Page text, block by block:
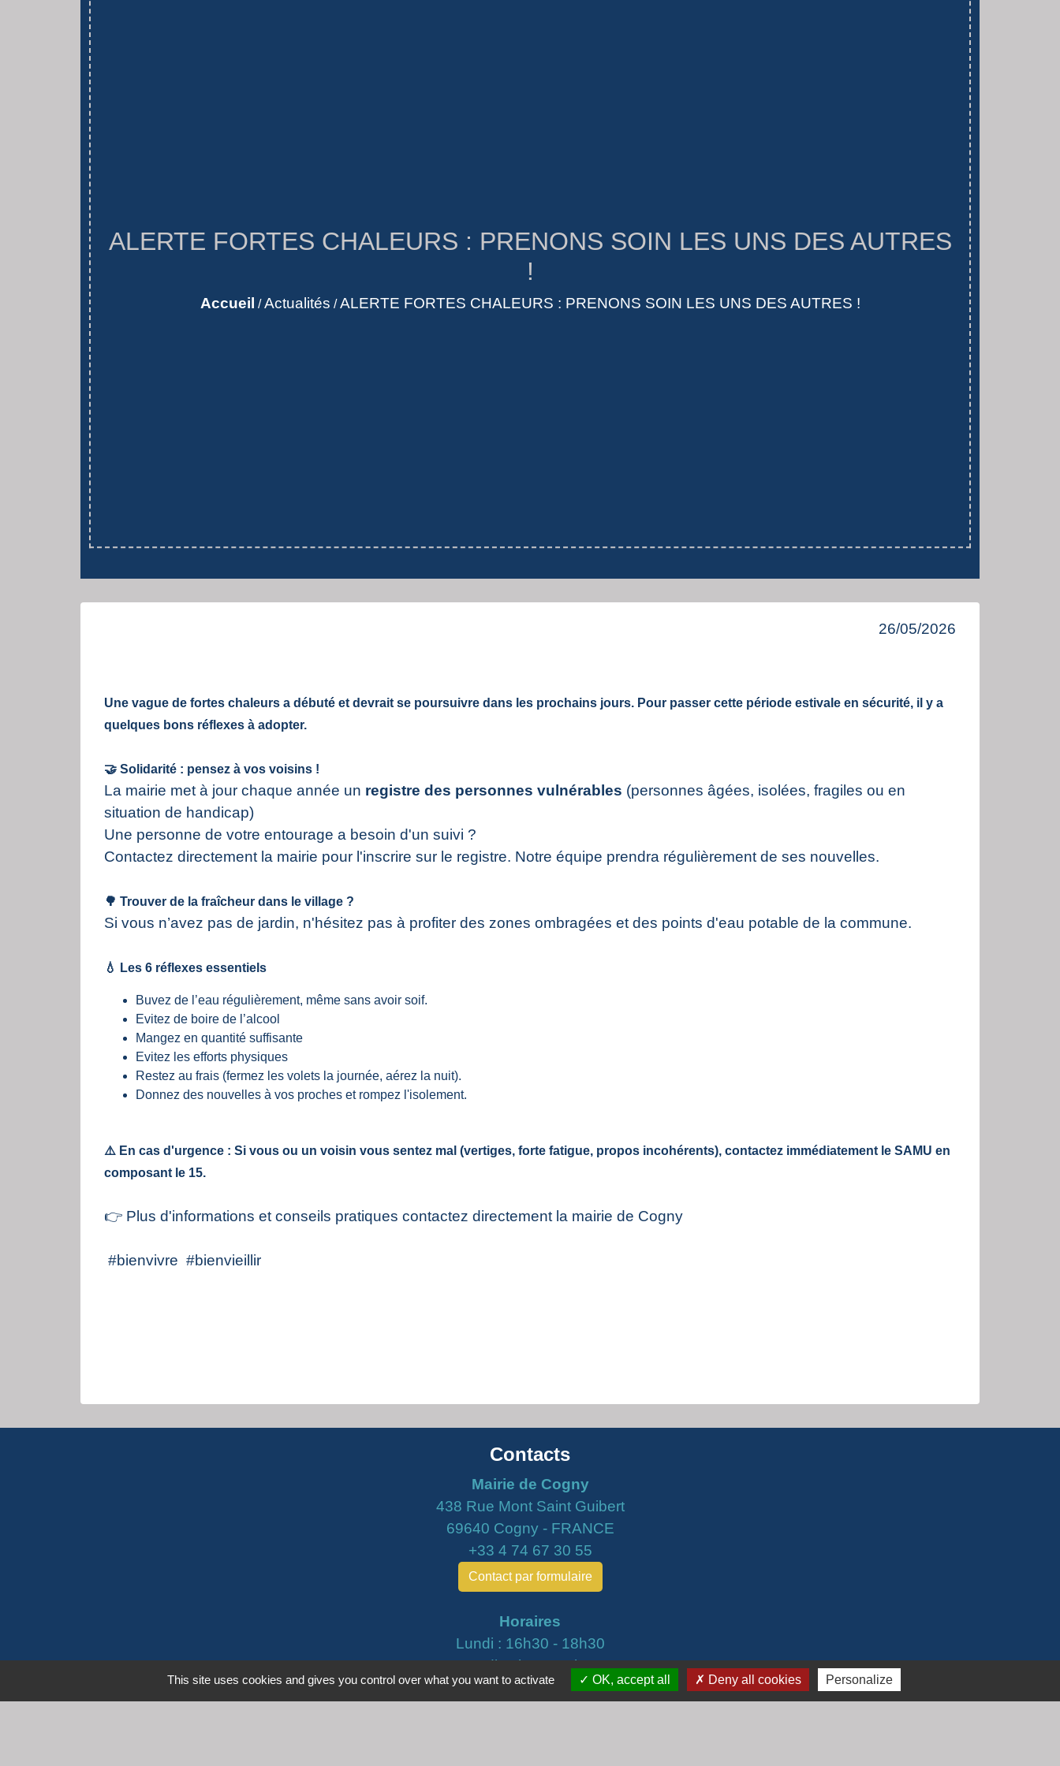
ALERTE FORTES CHALEURS : PRENONS SOIN LES UNS DES AUTRES
!
Accueil /Actualités /ALERTE FORTES CHALEURS : PRENONS SOIN LES UNS DES AUTRES !
26/05/2026
Une vague de fortes chaleurs a débuté et devrait se poursuivre dans les prochains jours. Pour passer cette période estivale en sécurité, il y a
quelques bons réflexes à adopter.
🤝 Solidarité : pensez à vos voisins !
La mairie met à jour chaque année un registre des personnes vulnérables (personnes âgées, isolées, fragiles ou en
situation de handicap)
Une personne de votre entourage a besoin d'un suivi ?
Contactez directement la mairie pour l'inscrire sur le registre. Notre équipe prendra régulièrement de ses nouvelles.
🌳 Trouver de la fraîcheur dans le village ?
Si vous n’avez pas de jardin, n'hésitez pas à profiter des zones ombragées et des points d'eau potable de la commune.
💧 Les 6 réflexes essentiels
Buvez de l’eau régulièrement, même sans avoir soif.
Evitez de boire de l’alcool
Mangez en quantité suffisante
Evitez les efforts physiques
Restez au frais (fermez les volets la journée, aérez la nuit).
Donnez des nouvelles à vos proches et rompez l'isolement.
⚠️ En cas d'urgence : Si vous ou un voisin vous sentez mal (vertiges, forte fatigue, propos incohérents), contactez immédiatement le SAMU en
composant le 15.
👉 Plus d'informations et conseils pratiques contactez directement la mairie de Cogny
#bienvivre #bienvieillir
Contacts
Mairie de Cogny
438 Rue Mont Saint Guibert
69640 Cogny - FRANCE
+33 4 74 67 30 55
Contact par formulaire
Horaires
Lundi : 16h30 - 18h30
Mardi : 8h30 - 12h00
Mercredi : 9h00 - 12h00
This site uses cookies and gives you control over what you want to activate OK, accept all Deny all cookies Personalize